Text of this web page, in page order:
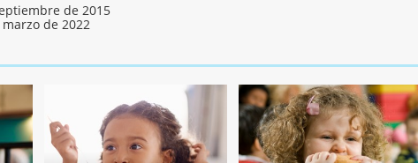
de 2015
de 2022